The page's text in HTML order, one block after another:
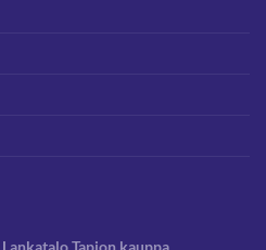
Lankatalo Tapion kauppa